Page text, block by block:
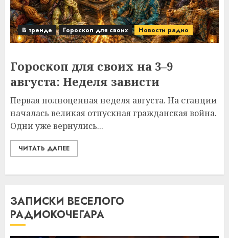
В тренде Гороскоп для своих Новости радио
Гороскоп для своих на 3–9
августа: Неделя зависти
Первая полноценная неделя августа. На станции
началась великая отпускная гражданская война.
Одни уже вернулись...
ЧИТАТЬ ДАЛЕЕ
ЗАПИСКИ ВЕСЕЛОГО
РАДИОКОЧЕГАРА